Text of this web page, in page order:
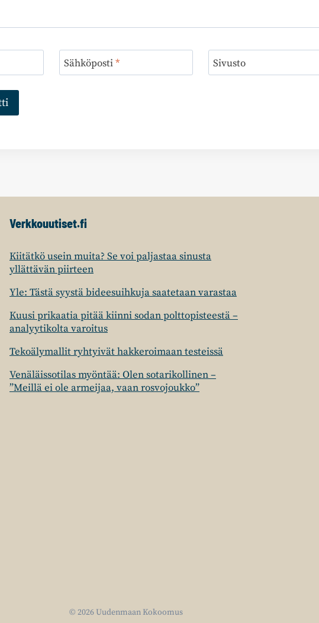
Sähköposti* Sivusto
Verkkouutiset.fi
Kiitätkö usein muita? Se voi paljastaa sinusta
yllättävän piirteen
Yle: Tästä syystä bideesuihkuja saatetaan varastaa
Kuusi prikaatia pitää kiinni sodan polttopisteestä –
analyytikolta varoitus
Tekoälymallit ryhtyivät hakkeroimaan testeissä
Venäläissotilas myöntää: Olen sotarikollinen –
”Meillä ei ole armeijaa, vaan rosvojoukko”
© 2026 Uudenmaan Kokoomus